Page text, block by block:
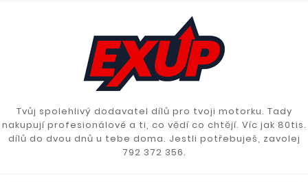
Tvůj spolehlivý dodavatel dílů pro tvoji motorku. Tady
nakupují profesionálové a ti, co vědí co chtějí. Víc jak 80tis.
dílů do dvou dnů u tebe doma. Jestli potřebuješ, zavolej
792 372 356.